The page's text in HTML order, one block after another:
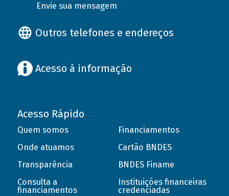
Envie sua mensagem
Outros telefones e endereços
Acesso à informação
Acesso Rápido
Quem somos
Onde atuamos
Transparência
Consulta a
financiamentos
Financiamentos
Cartão BNDES
BNDES Finame
Instituições financeiras
credenciadas